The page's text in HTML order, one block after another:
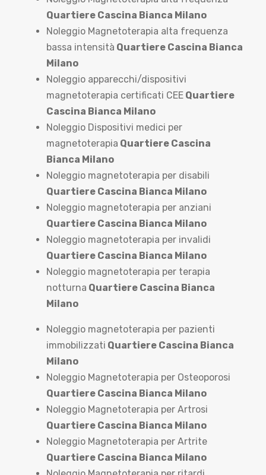
Quartiere Cascina Bianca Milano
Noleggio Magnetoterapia alta frequenza
bassa intensità Quartiere Cascina Bianca
Milano
Noleggio apparecchi/dispositivi
magnetoterapia certificati CEE Quartiere
Cascina Bianca Milano
Noleggio Dispositivi medici per
magnetoterapia Quartiere Cascina
Bianca Milano
Noleggio magnetoterapia per disabili
Quartiere Cascina Bianca Milano
Noleggio magnetoterapia per anziani
Quartiere Cascina Bianca Milano
Noleggio magnetoterapia per invalidi
Quartiere Cascina Bianca Milano
Noleggio magnetoterapia per terapia
notturna Quartiere Cascina Bianca
Milano
Noleggio magnetoterapia per pazienti
immobilizzati Quartiere Cascina Bianca
Milano
Noleggio Magnetoterapia per Osteoporosi
Quartiere Cascina Bianca Milano
Noleggio Magnetoterapia per Artrosi
Quartiere Cascina Bianca Milano
Noleggio Magnetoterapia per Artrite
Quartiere Cascina Bianca Milano